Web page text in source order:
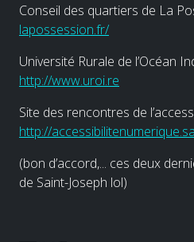
Conseil des quartiers de La
lapossession.fr/
Université Rurale de l’Océan
http://www.uroi.re
Site des rencontres de
http://
(bon d’accord,... ces deux
de Saint-Joseph lol)